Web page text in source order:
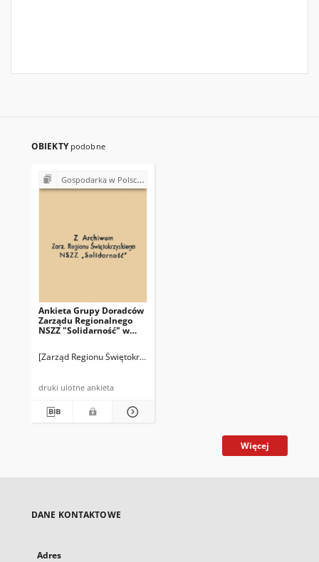
OBIEKTY podobne
Gospodarka w Polsce w latach 80.
Ankieta Grupy Doradców
Zarządu Regionalnego
NSZZ "Solidarność" w
[Zarząd Regionu Świętokrzyskiego NSZZ "Solidarność"]
druki ulotne ankieta
Więcej
DANE KONTAKTOWE
Adres